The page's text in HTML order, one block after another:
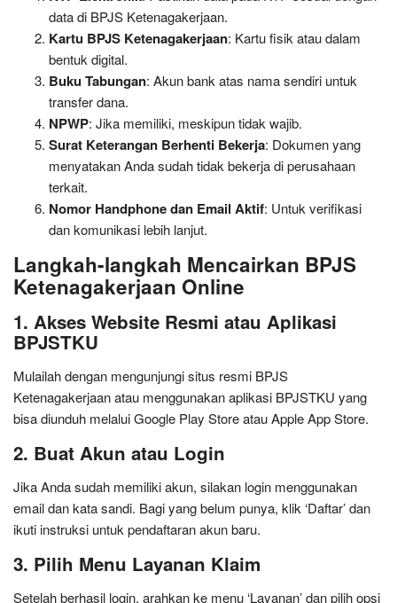
data di BPJS Ketenagakerjaan.
Kartu BPJS Ketenagakerjaan: Kartu fisik atau dalam
bentuk digital.
Buku Tabungan: Akun bank atas nama sendiri untuk
transfer dana.
NPWP: Jika memiliki, meskipun tidak wajib.
Surat Keterangan Berhenti Bekerja: Dokumen yang
menyatakan Anda sudah tidak bekerja di perusahaan
terkait.
Nomor Handphone dan Email Aktif: Untuk verifikasi
dan komunikasi lebih lanjut.
Langkah-langkah Mencairkan BPJS
Ketenagakerjaan Online
1. Akses Website Resmi atau Aplikasi
BPJSTKU
Mulailah dengan mengunjungi situs resmi BPJS
Ketenagakerjaan atau menggunakan aplikasi BPJSTKU yang
bisa diunduh melalui Google Play Store atau Apple App Store.
2. Buat Akun atau Login
Jika Anda sudah memiliki akun, silakan login menggunakan
email dan kata sandi. Bagi yang belum punya, klik ‘Daftar’ dan
ikuti instruksi untuk pendaftaran akun baru.
3. Pilih Menu Layanan Klaim
Setelah berhasil login, arahkan ke menu ‘Layanan’ dan pilih opsi